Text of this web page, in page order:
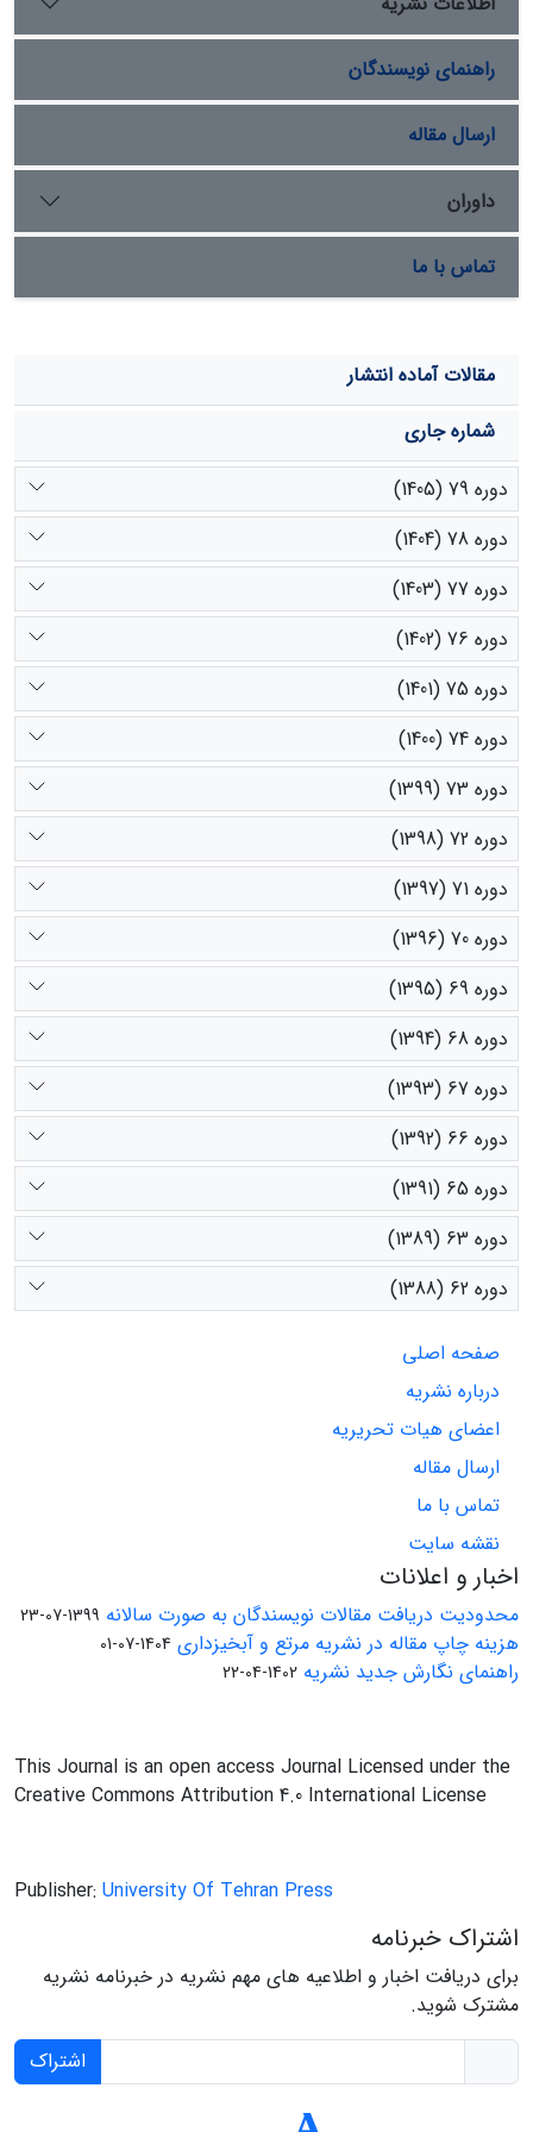
راهنمای نویسندگان
ارسال مقاله
داوران
تماس با ما
مقالات آماده انتشار
شماره جاری
دوره 79 (1405)
دوره 78 (1404)
دوره 77 (1403)
دوره 76 (1402)
دوره 75 (1401)
دوره 74 (1400)
دوره 73 (1399)
دوره 72 (1398)
دوره 71 (1397)
دوره 70 (1396)
دوره 69 (1395)
دوره 68 (1394)
دوره 67 (1393)
دوره 66 (1392)
دوره 65 (1391)
دوره 63 (1389)
دوره 62 (1388)
صفحه اصلی
درباره نشریه
اعضای هیات تحریریه
ارسال مقاله
تماس با ما
نقشه سایت
اخبار و اعلانات
محدودیت دریافت مقالات نویسندگان به صورت سالانه 1399-07-23
هزینه چاپ مقاله در نشریه مرتع و آبخیزداری 1404-07-01
راهنمای نگارش جدید نشریه 1402-04-22
This Journal is an open access Journal Licensed under the
Creative Commons Attribution 4.0 International License
Publisher: University Of Tehran Press
اشتراک خبرنامه
برای دریافت اخبار و اطلاعیه های مهم نشریه در خبرنامه نشریه
مشترک شوید.
اشتراک